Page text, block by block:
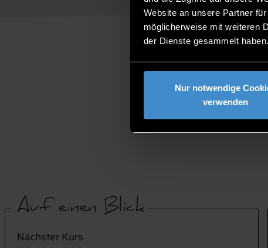
Website an unsere Partner
möglicherweise mit weiteren
der Dienste gesammelt haben.
Nur notwendige
verwenden
Auf einen Blick
Nächster Kurs